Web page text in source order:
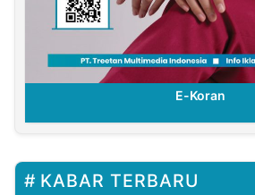
E-Koran
KABAR TERBARU